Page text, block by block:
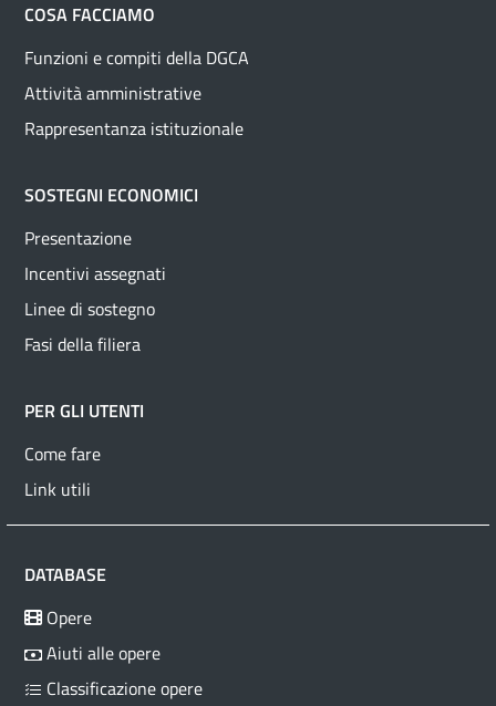
COSA FACCIAMO
Funzioni e compiti della DGCA
Attività amministrative
Rappresentanza istituzionale
SOSTEGNI ECONOMICI
Presentazione
Incentivi assegnati
Linee di sostegno
Fasi della filiera
PER GLI UTENTI
Come fare
Link utili
DATABASE
Opere
Aiuti alle opere
Classificazione opere